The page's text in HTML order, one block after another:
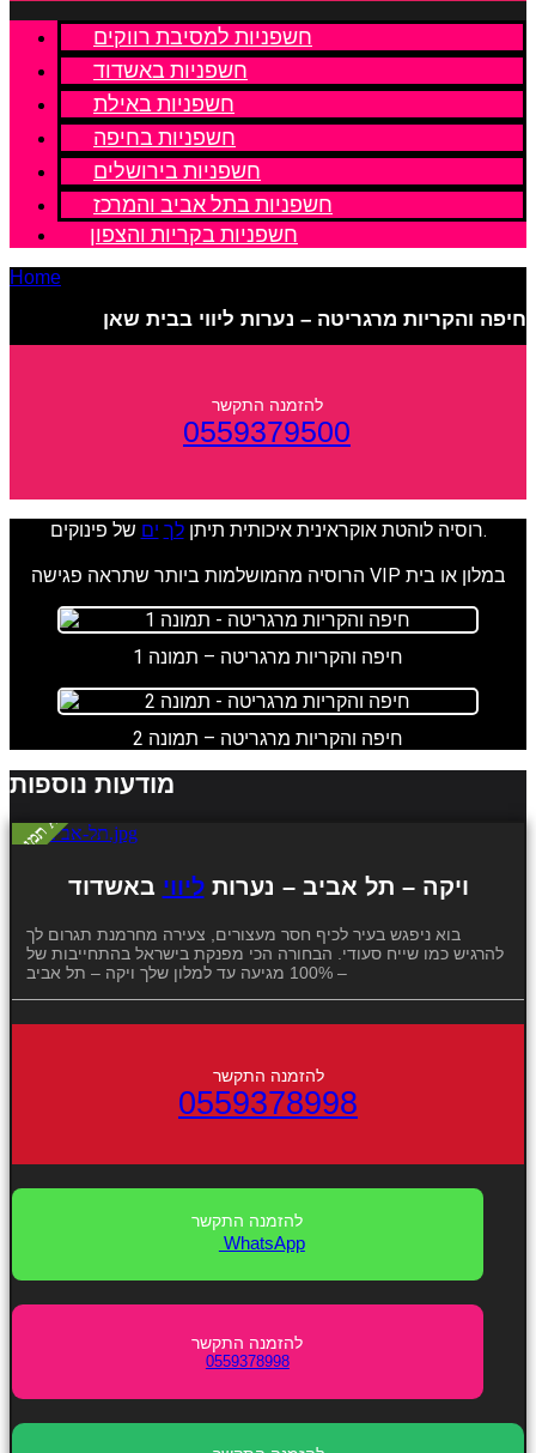
חשפניות למסיבת רווקים
חשפניות באשדוד
חשפניות באילת
חשפניות בחיפה
חשפניות בירושלים
חשפניות בתל אביב והמרכז
חשפניות בקריות והצפון
Home
חיפה והקריות מרגריטה – נערות ליווי בבית שאן
0559379500
רוסיה לוהטת אוקראינית איכותית תיתןלך ים
של פינוקים.
הרוסיה מהמושלמות ביותר שתראה פגישה VIP במלון או בית
חיפה והקריות מרגריטה – תמונה 1
חיפה והקריות מרגריטה – תמונה 2
מודעות נוספות
ויקה – תל אביב – נערותליווי באשדוד
בוא ניפגש בעיר לכיף חסר מעצורים, צעירה מחרמנת תגרום לך
להרגיש כמו שייח סעודי. הבחורה הכי מפנקת בישראל בהתחייבות של
100% מגיעה עד למלון שלך ויקה – תל אביב –
0559378998
WhatsApp
0559378998